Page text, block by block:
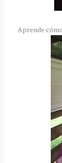
Aprende